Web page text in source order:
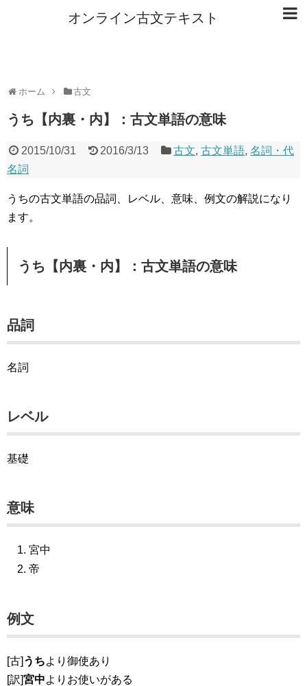
オンライン古文テキスト
ホーム 古文
うち【内裏・内】：古文単語の意味
2015/10/31 2016/3/13 古文,古文単語,名詞・代
名詞
うちの古文単語の品詞、レベル、意味、例文の解説になり
ます。
うち【内裏・内】：古文単語の意味
品詞
名詞
レベル
基礎
意味
宮中
帝
例文
[古] うちより御使あり
[訳]宮中よりお使いがある